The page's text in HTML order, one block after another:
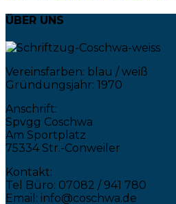
ÜBER UNS
Vereinsfarben: blau / weiß
Gründungsjahr: 1970
Anschrift:
Spvgg Coschwa
Am Sportplatz
75334 Str.-Conweiler
Kontakt:
Tel Büro: 07082 / 941 780
Email: info@coschwa.de